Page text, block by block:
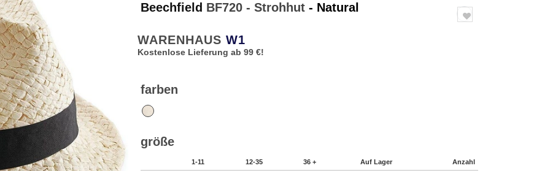
Beechfield BF720 - Strohhut - Natural
WARENHAUS W1
Kostenlose Lieferung ab 99 €!
farben
größe
1-11 12-35 36 + Auf Lager Anzahl